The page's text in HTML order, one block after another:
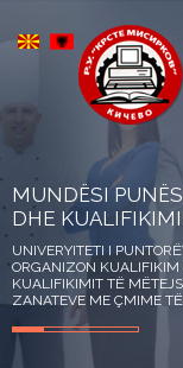
MUNDËSI
DHE
UNIVERYITETI I
ORGANIZON
KUALIFIKIMIT TË
ZANATEVE ME ÇMIME